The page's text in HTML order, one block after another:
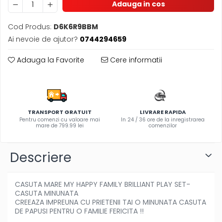
Olite si reductoare WC
Ulei de corp copii
Tampoane pentru San
Ateliere si bancuri de lucru
Bucatarii copii
Cuburi si caramizi
jucarie
Figurine
Adauga in cos
Cod Produs: D6K6R9BBM
Ai nevoie de ajutor? 0744294659
Adauga la Favorite Cere informatii
TRANSPORT GRATUIT
Pentru comenzi cu valoare mai
mare de 799.99 lei
LIVRARE RAPIDA
In 24 / 36 ore de la inregistrarea
comenzilor
Descriere
CASUTA MARE MY HAPPY FAMILY BRILLIANT PLAY SET-
CASUTA MINUNATA
CREEAZA IMPREUNA CU PRIETENII TAI O MINUNATA CASUTA
DE PAPUSI PENTRU O FAMILIE FERICITA !!